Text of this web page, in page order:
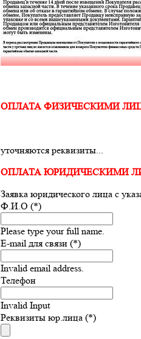
ОПЛАТА ФИЗИЧЕСКИМИ
уточняются реквизиты...
ОПЛАТА ЮРИДИЧЕСКИМИ
Заявка юридического лица с
Ф.И.О (*)
Please type your full name.
E-mail для связи (*)
Invalid email address.
Телефон
Invalid Input
Реквизиты юр.лица (*)